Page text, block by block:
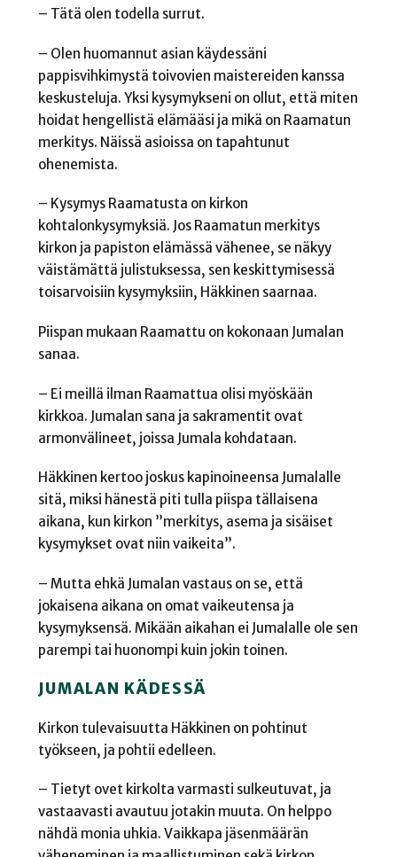
– Tätä olen todella surrut.
– Olen huomannut asian käydessäni
pappisvihkimystä toivovien maistereiden kanssa
keskusteluja. Yksi kysymykseni on ollut, että miten
hoidat hengellistä elämääsi ja mikä on Raamatun
merkitys. Näissä asioissa on tapahtunut
ohenemista.
– Kysymys Raamatusta on kirkon
kohtalonkysymyksiä. Jos Raamatun merkitys
kirkon ja papiston elämässä vähenee, se näkyy
väistämättä julistuksessa, sen keskittymisessä
toisarvoisiin kysymyksiin, Häkkinen saarnaa.
Piispan mukaan Raamattu on kokonaan Jumalan
sanaa.
– Ei meillä ilman Raamattua olisi myöskään
kirkkoa. Jumalan sana ja sakramentit ovat
armonvälineet, joissa Jumala kohdataan.
Häkkinen kertoo joskus kapinoineensa Jumalalle
sitä, miksi hänestä piti tulla piispa tällaisena
aikana, kun kirkon ”merkitys, asema ja sisäiset
kysymykset ovat niin vaikeita”.
– Mutta ehkä Jumalan vastaus on se, että
jokaisena aikana on omat vaikeutensa ja
kysymyksensä. Mikään aikahan ei Jumalalle ole sen
parempi tai huonompi kuin jokin toinen.
JUMALAN KÄDESSÄ
Kirkon tulevaisuutta Häkkinen on pohtinut
työkseen, ja pohtii edelleen.
– Tietyt ovet kirkolta varmasti sulkeutuvat, ja
vastaavasti avautuu jotakin muuta. On helppo
nähdä monia uhkia. Vaikkapa jäsenmäärän